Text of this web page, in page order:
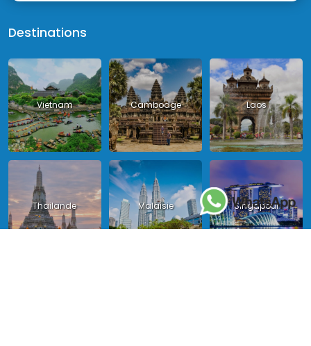
Destinations
Vietnam Cambodge Laos
Thailande Malaisie Singapour